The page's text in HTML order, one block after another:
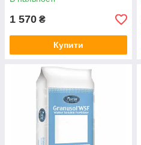
1 570 ₴
Купити